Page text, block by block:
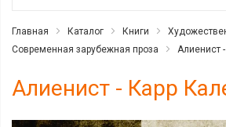
Главная Каталог Книги
Современная зарубежная проза
Алиенист
Алиенист - Карр